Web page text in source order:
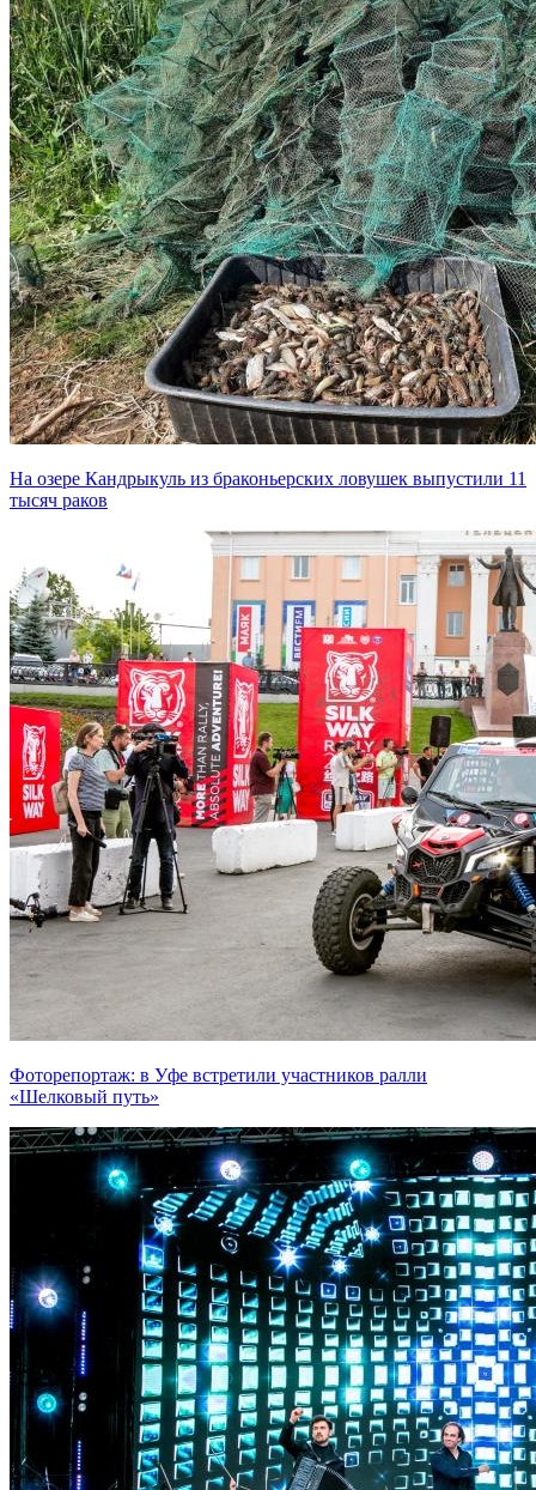
На озере Кандрыкуль из браконьерских ловушек выпустили 11
тысяч раков
Фоторепортаж: в Уфе встретили участников ралли
«Шелковый путь»